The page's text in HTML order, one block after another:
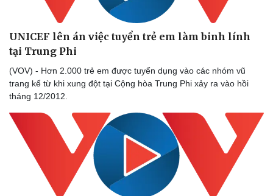
UNICEF lên án việc tuyển trẻ em làm binh lính
tại Trung Phi
(VOV) - Hơn 2.000 trẻ em được tuyển dụng vào các nhóm vũ
trang kể từ khi xung đột tại Cộng hòa Trung Phi xảy ra vào hồi
tháng 12/2012.